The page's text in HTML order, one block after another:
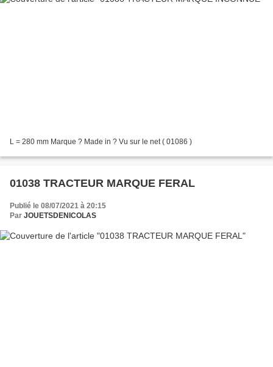
L = 280 mm Marque ? Made in ? Vu sur le net ( 01086 )
01038 TRACTEUR MARQUE FERAL
Publié le 08/07/2021 à 20:15
Par JOUETSDENICOLAS